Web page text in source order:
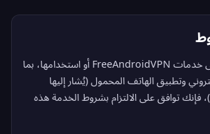
من خلال الوصول إلى خدمات FreeAndroidVPN أو استخدامها، بما
وتطبيق الهاتف المحمول (يُشار إليها
فإنك توافق على الالتزام بشروط الخدمة هذه